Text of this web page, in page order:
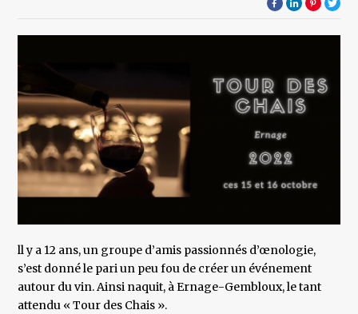
ll y a 12 ans, un groupe d’amis passionnés d’œnologie,
s’est donné le pari un peu fou de créer un événement
autour du vin. Ainsi naquit, à Ernage-Gembloux, le tant
attendu « Tour des Chais ».